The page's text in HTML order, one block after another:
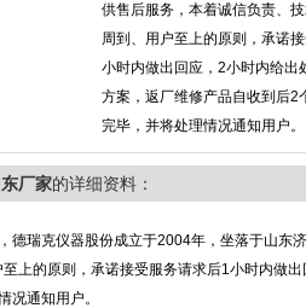
供售后服务，本着诚信负责、
周到、用户至上的原则，承诺
小时内做出回应，2小时内给出
方案，返厂维修产品自收到后2
完毕，并将处理情况通知用户。
厂家的详细资料：
，德瑞克仪器股份成立于2004年，坐落于山东
上的原则，承诺接受服务请求后1小时内做
况通知用户。